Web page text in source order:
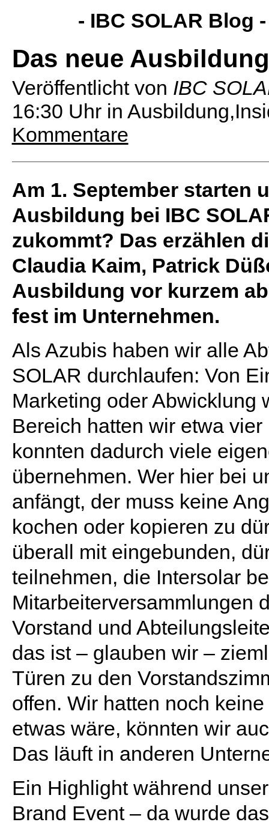
- IBC SOLAR Blog
Das neue
Veröffentlicht von IBC
16:30 Uhr in
Kommentare
Am 1. September starten
Ausbildung bei IBC
zukommt? Das erzählen
Claudia Kaim, Patrick
Ausbildung vor kurzem
fest im Unternehmen.
Als Azubis haben wir alle
SOLAR durchlaufen: Von
Marketing oder Abwicklung
Bereich hatten wir etwa
konnten dadurch viele
übernehmen. Wer hier bei
anfängt, der muss keine
kochen oder kopieren zu
überall mit eingebunden,
teilnehmen, die Intersolar
Mitarbeiterversammlungen
Vorstand und
das ist – glauben wir –
Türen zu den
offen. Wir hatten noch
etwas wäre, könnten wir
Das läuft in anderen
Ein Highlight während
Brand Event – da wurde